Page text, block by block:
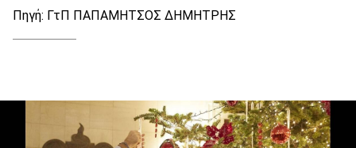
Πηγή: ΓτΠ ΠΑΠΑΜΗΤΣΟΣ ΔΗΜΗΤΡΗΣ